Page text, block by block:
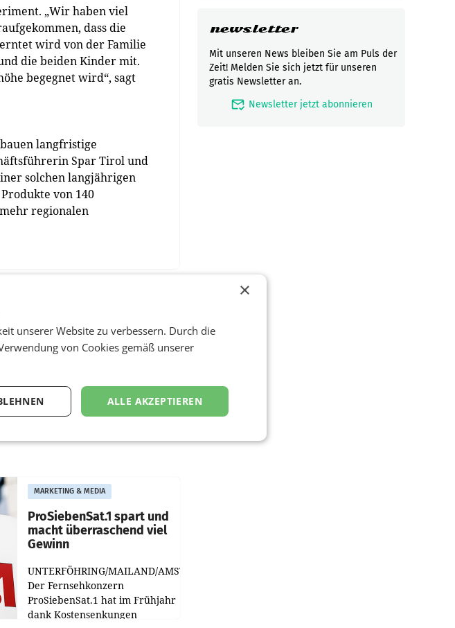
„Wir haben viel
dass die
wird von der Familie
die beiden Kinder mit.
begegnet wird“, sagt
langfristige
Spar Tirol und
solchen langjährigen
von 140
regionalen
MARKETING & MEDIA
ProSiebenSat.1 spart und
macht überraschend viel
Gewinn
UNTERFÖHRING/MAILAND/AMSTERDAM.
Der Fernsehkonzern
ProSiebenSat.1 hat im Frühjahr
dank Kostensenkungen
newsletter
Mit unseren News bleiben Sie am Puls der
Zeit! Melden Sie sich jetzt für unseren
gratis Newsletter an.
mark_email_read Newsletter jetzt abonnieren
×
unserer Website zu verbessern. Durch die
von Cookies gemäß unserer
ALLE AKZEPTIEREN